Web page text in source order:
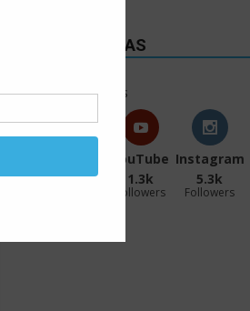
PRATITE NAS
36k Follows
27.1k
YouTube
1.3k
Followers
Instagram
5.3k
Followers